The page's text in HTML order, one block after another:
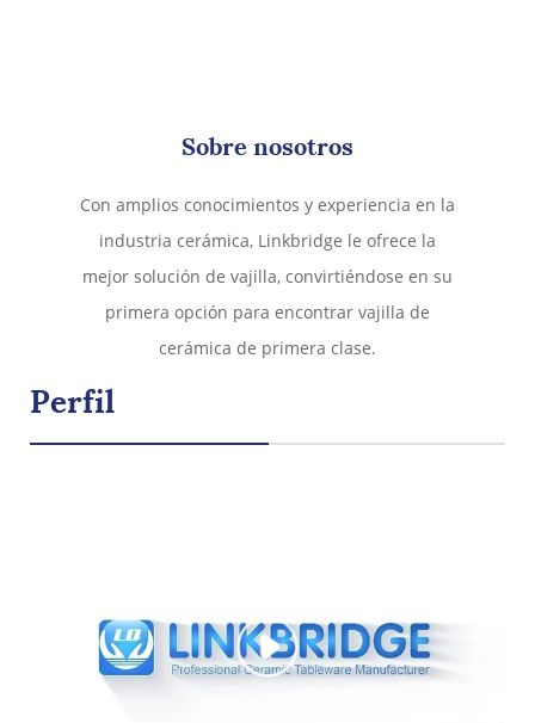
Sobre nosotros
Con amplios conocimientos y experiencia en la
industria cerámica, Linkbridge le ofrece la
mejor solución de vajilla, convirtiéndose en su
primera opción para encontrar vajilla de
cerámica de primera clase.
Perfil